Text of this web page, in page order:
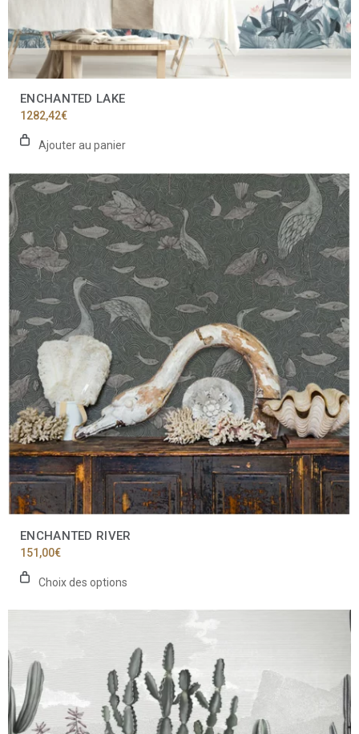
ENCHANTED LAKE
1282,42€
Ajouter au panier
ENCHANTED RIVER
151,00€
Choix des options
Ce
produit
a
plusieurs
variations.
Les
options
peuvent
être
choisies
sur
la
page
du
produit